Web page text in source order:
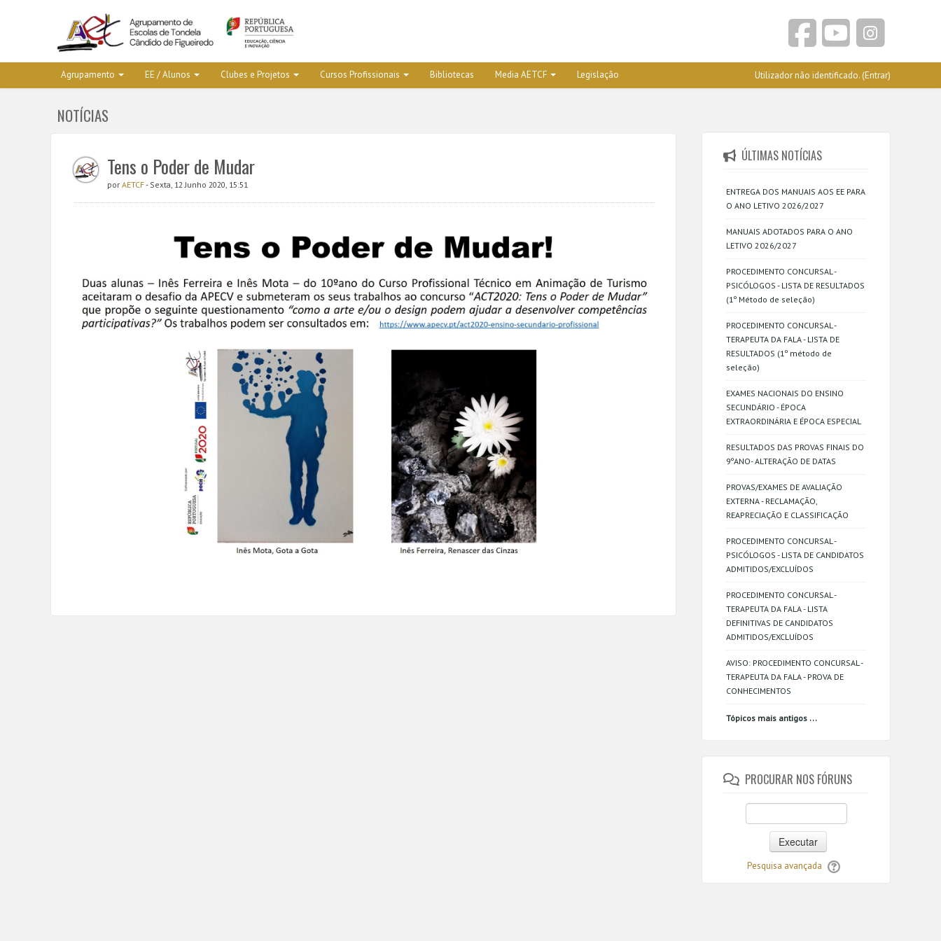
Agrupamento EE / Alunos Clubes e Projetos Cursos Profissionais Bibliotecas Media AETCF Legislação Utilizador não identificado. (Entrar)
NOTÍCIAS
Tens o Poder de Mudar
por AETCF- Sexta, 12 Junho 2020, 15:51
ÚLTIMAS NOTÍCIAS
ENTREGA DOS MANUAIS AOS EE PARA
O ANO LETIVO 2026/2027
MANUAIS ADOTADOS PARA O ANO
LETIVO 2026/2027
PROCEDIMENTO CONCURSAL -
PSICÓLOGOS - LISTA DE RESULTADOS
(1º Método de seleção)
PROCEDIMENTO CONCURSAL -
TERAPEUTA DA FALA - LISTA DE
RESULTADOS (1º método de
seleção)
EXAMES NACIONAIS DO ENSINO
SECUNDÁRIO - ÉPOCA
EXTRAORDINÁRIA E ÉPOCA ESPECIAL
RESULTADOS DAS PROVAS FINAIS DO
9ºANO- ALTERAÇÃO DE DATAS
PROVAS/EXAMES DE AVALIAÇÃO
EXTERNA - RECLAMAÇÃO,
REAPRECIAÇÃO E CLASSIFICAÇÃO
PROCEDIMENTO CONCURSAL -
PSICÓLOGOS - LISTA DE CANDIDATOS
ADMITIDOS/EXCLUÍDOS
PROCEDIMENTO CONCURSAL -
TERAPEUTA DA FALA - LISTA
DEFINITIVAS DE CANDIDATOS
ADMITIDOS/EXCLUÍDOS
AVISO: PROCEDIMENTO CONCURSAL -
TERAPEUTA DA FALA - PROVA DE
CONHECIMENTOS
Tópicos mais antigos ...
PROCURAR NOS FÓRUNS
Executar
Pesquisa avançada